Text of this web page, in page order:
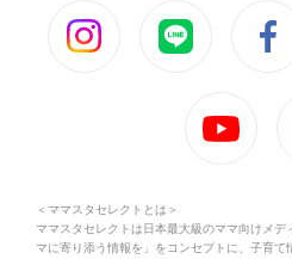
＜ママスタセレクトとは＞
ママスタセレクトは日本最大級のママ向けメ
マに寄り添う情報を」をコンセプトに、子育